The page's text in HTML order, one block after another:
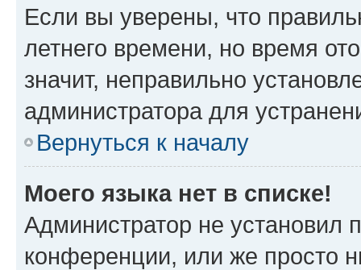
Если вы уверены, что
летнего времени, но время
значит, неправильно
администратора для
Вернуться к началу
Моего языка нет в списке!
Администратор не установил
конференции, или же просто